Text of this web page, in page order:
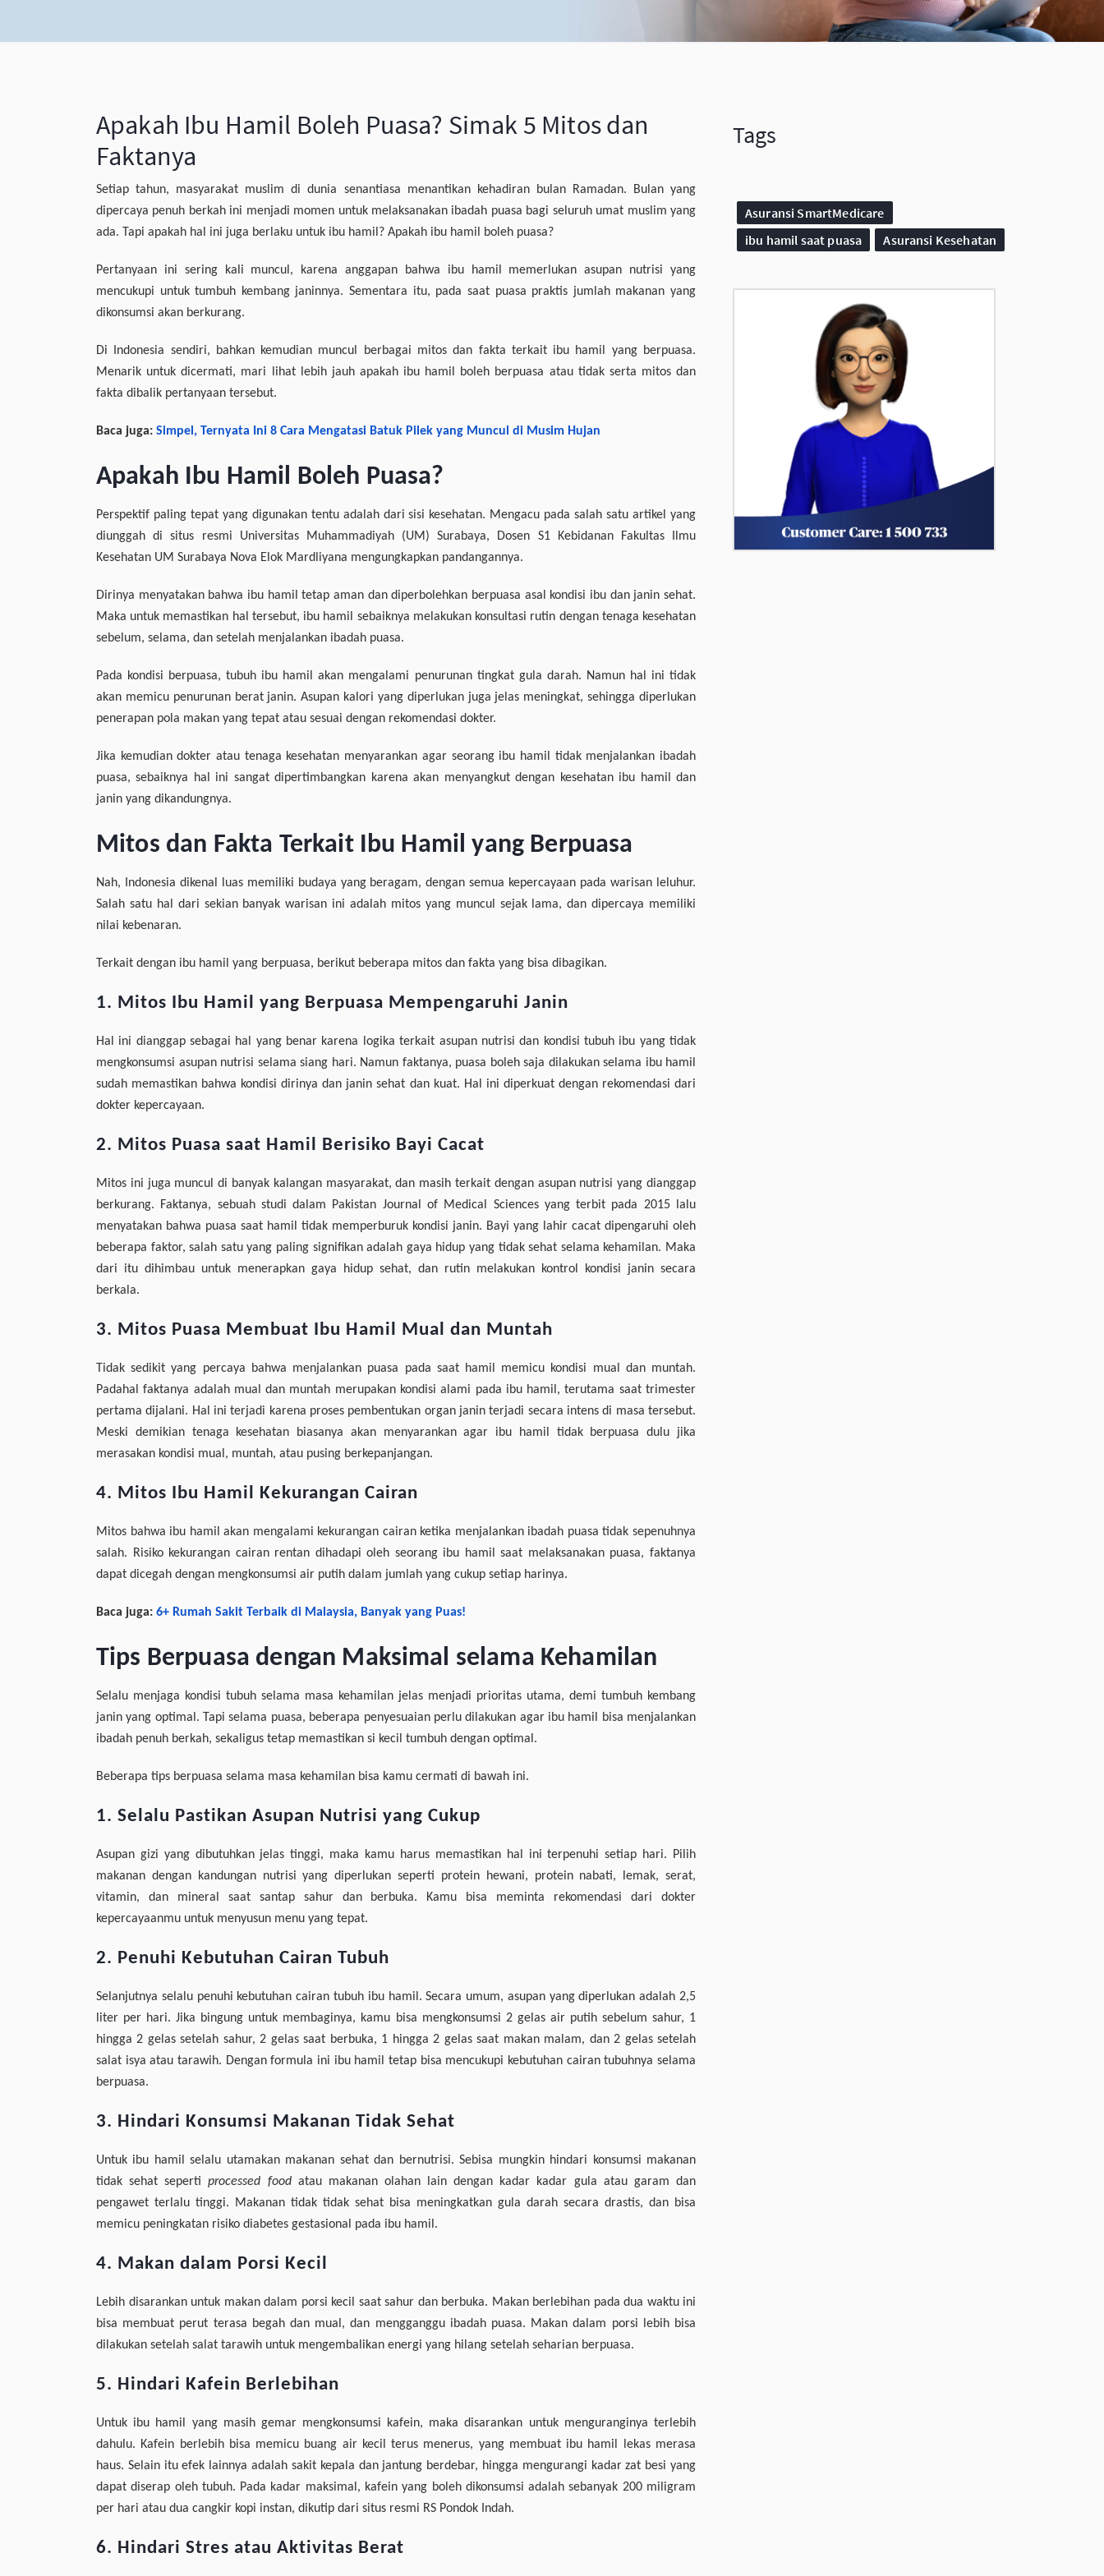
Apakah Ibu Hamil Boleh Puasa? Simak 5 Mitos dan
Faktanya
Setiap tahun, masyarakat muslim di dunia senantiasa menantikan kehadiran bulan Ramadan. Bulan yang
dipercaya penuh berkah ini menjadi momen untuk melaksanakan ibadah puasa bagi seluruh umat muslim yang
ada. Tapi apakah hal ini juga berlaku untuk ibu hamil? Apakah ibu hamil boleh puasa?
Pertanyaan ini sering kali muncul, karena anggapan bahwa ibu hamil memerlukan asupan nutrisi yang
mencukupi untuk tumbuh kembang janinnya. Sementara itu, pada saat puasa praktis jumlah makanan yang
dikonsumsi akan berkurang.
Di Indonesia sendiri, bahkan kemudian muncul berbagai mitos dan fakta terkait ibu hamil yang berpuasa.
Menarik untuk dicermati, mari lihat lebih jauh apakah ibu hamil boleh berpuasa atau tidak serta mitos dan
fakta dibalik pertanyaan tersebut.
Baca juga: Simpel, Ternyata Ini 8 Cara Mengatasi Batuk Pilek yang Muncul di Musim Hujan
Apakah Ibu Hamil Boleh Puasa?
Perspektif paling tepat yang digunakan tentu adalah dari sisi kesehatan. Mengacu pada salah satu artikel yang
diunggah di situs resmi Universitas Muhammadiyah (UM) Surabaya, Dosen S1 Kebidanan Fakultas Ilmu
Kesehatan UM Surabaya Nova Elok Mardliyana mengungkapkan pandangannya.
Dirinya menyatakan bahwa ibu hamil tetap aman dan diperbolehkan berpuasa asal kondisi ibu dan janin sehat.
Maka untuk memastikan hal tersebut, ibu hamil sebaiknya melakukan konsultasi rutin dengan tenaga kesehatan
sebelum, selama, dan setelah menjalankan ibadah puasa.
Pada kondisi berpuasa, tubuh ibu hamil akan mengalami penurunan tingkat gula darah. Namun hal ini tidak
akan memicu penurunan berat janin. Asupan kalori yang diperlukan juga jelas meningkat, sehingga diperlukan
penerapan pola makan yang tepat atau sesuai dengan rekomendasi dokter.
Jika kemudian dokter atau tenaga kesehatan menyarankan agar seorang ibu hamil tidak menjalankan ibadah
puasa, sebaiknya hal ini sangat dipertimbangkan karena akan menyangkut dengan kesehatan ibu hamil dan
janin yang dikandungnya.
Mitos dan Fakta Terkait Ibu Hamil yang Berpuasa
Nah, Indonesia dikenal luas memiliki budaya yang beragam, dengan semua kepercayaan pada warisan leluhur.
Salah satu hal dari sekian banyak warisan ini adalah mitos yang muncul sejak lama, dan dipercaya memiliki
nilai kebenaran.
Terkait dengan ibu hamil yang berpuasa, berikut beberapa mitos dan fakta yang bisa dibagikan.
1. Mitos Ibu Hamil yang Berpuasa Mempengaruhi Janin
Hal ini dianggap sebagai hal yang benar karena logika terkait asupan nutrisi dan kondisi tubuh ibu yang tidak
mengkonsumsi asupan nutrisi selama siang hari. Namun faktanya, puasa boleh saja dilakukan selama ibu hamil
sudah memastikan bahwa kondisi dirinya dan janin sehat dan kuat. Hal ini diperkuat dengan rekomendasi dari
dokter kepercayaan.
2. Mitos Puasa saat Hamil Berisiko Bayi Cacat
Mitos ini juga muncul di banyak kalangan masyarakat, dan masih terkait dengan asupan nutrisi yang dianggap
berkurang. Faktanya, sebuah studi dalam Pakistan Journal of Medical Sciences yang terbit pada 2015 lalu
menyatakan bahwa puasa saat hamil tidak memperburuk kondisi janin. Bayi yang lahir cacat dipengaruhi oleh
beberapa faktor, salah satu yang paling signifikan adalah gaya hidup yang tidak sehat selama kehamilan. Maka
dari itu dihimbau untuk menerapkan gaya hidup sehat, dan rutin melakukan kontrol kondisi janin secara
berkala.
3. Mitos Puasa Membuat Ibu Hamil Mual dan Muntah
Tidak sedikit yang percaya bahwa menjalankan puasa pada saat hamil memicu kondisi mual dan muntah.
Padahal faktanya adalah mual dan muntah merupakan kondisi alami pada ibu hamil, terutama saat trimester
pertama dijalani. Hal ini terjadi karena proses pembentukan organ janin terjadi secara intens di masa tersebut.
Meski demikian tenaga kesehatan biasanya akan menyarankan agar ibu hamil tidak berpuasa dulu jika
merasakan kondisi mual, muntah, atau pusing berkepanjangan.
4. Mitos Ibu Hamil Kekurangan Cairan
Mitos bahwa ibu hamil akan mengalami kekurangan cairan ketika menjalankan ibadah puasa tidak sepenuhnya
salah. Risiko kekurangan cairan rentan dihadapi oleh seorang ibu hamil saat melaksanakan puasa, faktanya
dapat dicegah dengan mengkonsumsi air putih dalam jumlah yang cukup setiap harinya.
Baca juga: 6+ Rumah Sakit Terbaik di Malaysia, Banyak yang Puas!
Tips Berpuasa dengan Maksimal selama Kehamilan
Selalu menjaga kondisi tubuh selama masa kehamilan jelas menjadi prioritas utama, demi tumbuh kembang
janin yang optimal. Tapi selama puasa, beberapa penyesuaian perlu dilakukan agar ibu hamil bisa menjalankan
ibadah penuh berkah, sekaligus tetap memastikan si kecil tumbuh dengan optimal.
Beberapa tips berpuasa selama masa kehamilan bisa kamu cermati di bawah ini.
1. Selalu Pastikan Asupan Nutrisi yang Cukup
Asupan gizi yang dibutuhkan jelas tinggi, maka kamu harus memastikan hal ini terpenuhi setiap hari. Pilih
makanan dengan kandungan nutrisi yang diperlukan seperti protein hewani, protein nabati, lemak, serat,
vitamin, dan mineral saat santap sahur dan berbuka. Kamu bisa meminta rekomendasi dari dokter
kepercayaanmu untuk menyusun menu yang tepat.
2. Penuhi Kebutuhan Cairan Tubuh
Selanjutnya selalu penuhi kebutuhan cairan tubuh ibu hamil. Secara umum, asupan yang diperlukan adalah 2,5
liter per hari. Jika bingung untuk membaginya, kamu bisa mengkonsumsi 2 gelas air putih sebelum sahur, 1
hingga 2 gelas setelah sahur, 2 gelas saat berbuka, 1 hingga 2 gelas saat makan malam, dan 2 gelas setelah
salat isya atau tarawih. Dengan formula ini ibu hamil tetap bisa mencukupi kebutuhan cairan tubuhnya selama
berpuasa.
3. Hindari Konsumsi Makanan Tidak Sehat
Untuk ibu hamil selalu utamakan makanan sehat dan bernutrisi. Sebisa mungkin hindari konsumsi makanan
tidak sehat sepertiprocessed foodatau makanan olahan lain dengan kadar kadar gula atau garam dan
pengawet terlalu tinggi. Makanan tidak tidak sehat bisa meningkatkan gula darah secara drastis, dan bisa
memicu peningkatan risiko diabetes gestasional pada ibu hamil.
4. Makan dalam Porsi Kecil
Lebih disarankan untuk makan dalam porsi kecil saat sahur dan berbuka. Makan berlebihan pada dua waktu ini
bisa membuat perut terasa begah dan mual, dan mengganggu ibadah puasa. Makan dalam porsi lebih bisa
dilakukan setelah salat tarawih untuk mengembalikan energi yang hilang setelah seharian berpuasa.
5. Hindari Kafein Berlebihan
Untuk ibu hamil yang masih gemar mengkonsumsi kafein, maka disarankan untuk menguranginya terlebih
dahulu. Kafein berlebih bisa memicu buang air kecil terus menerus, yang membuat ibu hamil lekas merasa
haus. Selain itu efek lainnya adalah sakit kepala dan jantung berdebar, hingga mengurangi kadar zat besi yang
dapat diserap oleh tubuh. Pada kadar maksimal, kafein yang boleh dikonsumsi adalah sebanyak 200 miligram
per hari atau dua cangkir kopi instan, dikutip dari situs resmi RS Pondok Indah.
6. Hindari Stres atau Aktivitas Berat
Tags
Asuransi SmartMedicare
ibu hamil saat puasa
Asuransi Kesehatan